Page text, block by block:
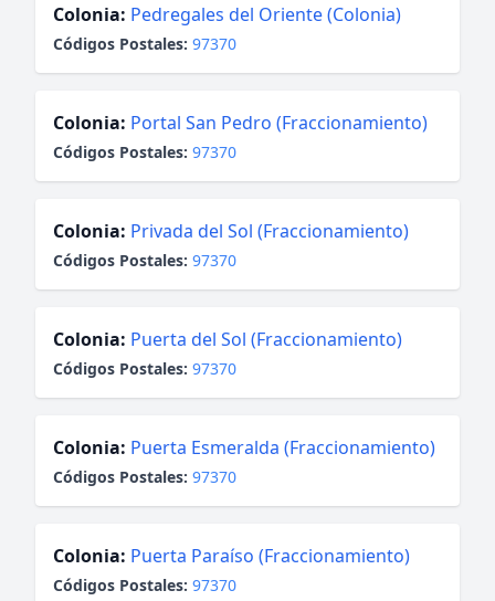
Colonia: Pedregales del Oriente (Colonia)
Códigos Postales: 97370
Colonia: Portal San Pedro (Fraccionamiento)
Códigos Postales: 97370
Colonia: Privada del Sol (Fraccionamiento)
Códigos Postales: 97370
Colonia: Puerta del Sol (Fraccionamiento)
Códigos Postales: 97370
Colonia: Puerta Esmeralda (Fraccionamiento)
Códigos Postales: 97370
Colonia: Puerta Paraíso (Fraccionamiento)
Códigos Postales: 97370